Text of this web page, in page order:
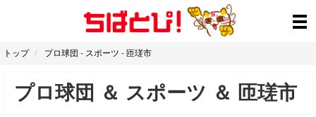
トップ プロ球団 - スポーツ - 匝瑳市
プロ球団 ＆ スポーツ ＆ 匝瑳市